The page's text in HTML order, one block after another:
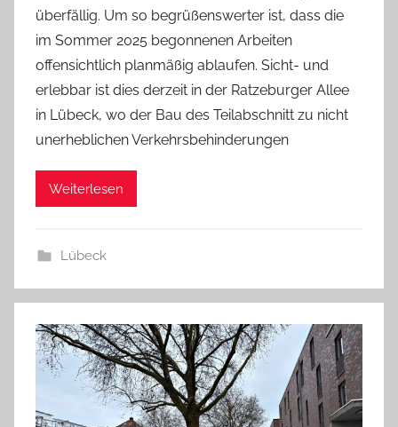
überfällig. Um so begrüßenswerter ist, dass die
im Sommer 2025 begonnenen Arbeiten
offensichtlich planmäßig ablaufen. Sicht- und
erlebbar ist dies derzeit in der Ratzeburger Allee
in Lübeck, wo der Bau des Teilabschnitt zu nicht
unerheblichen Verkehrsbehinderungen
Weiterlesen
Lübeck